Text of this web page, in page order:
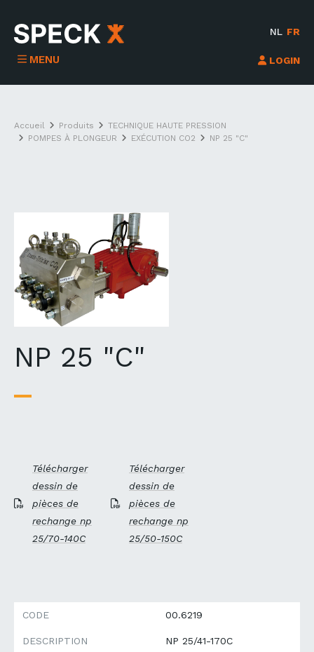
NL FR
LOGIN
MENU
Accueil Produits
TECHNIQUE HAUTE PRESSION
POMPES À PLONGEUR
EXÉCUTION CO2 NP 25 "C"
NP 25 "C"
Télécharger
dessin de
pièces de
rechange np
25/70-140C
Télécharger
dessin de
pièces de
rechange np
25/50-150C
CODE 00.6219
DESCRIPTION NP 25/41-170C